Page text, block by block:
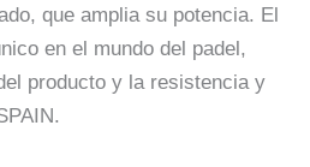
que amplia su potencia. El
en el mundo del padel,
producto y la resistencia y